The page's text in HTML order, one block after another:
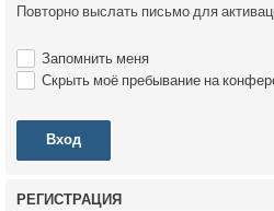
Повторно выслать письмо для
Запомнить меня
Скрыть моё пребывание на
РЕ ГИСТРАЦИЯ